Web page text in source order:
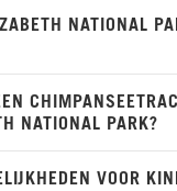
NATIONAL
NATIONAL PARK?
VOOR